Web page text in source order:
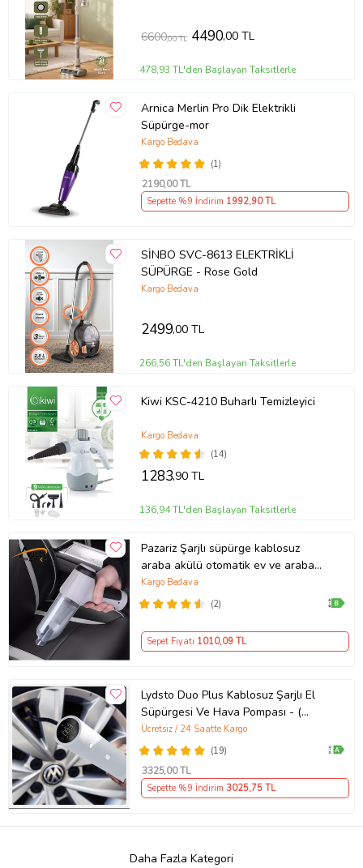
6600,00 TL 4490,00 TL
478,93 TL'den Başlayan Taksitlerle
Arnica Merlin Pro Dik Elektrikli
Süpürge-mor
(1)
Kargo Bedava
2190,00 TL
Sepette %9 İndirim 1992,90 TL
SİNBO SVC-8613 ELEKTRİKLİ
SÜPÜRGE - Rose Gold
Kargo Bedava
2499,00 TL
266,56 TL'den Başlayan Taksitlerle
Kiwi KSC-4210 Buharlı Temizleyici
(14)
Kargo Bedava
1283,90 TL
136,94 TL'den Başlayan Taksitlerle
Pazariz Şarjlı süpürge kablosuz
araba akülü otomatik ev ve araba
Mini kuru vakum süpürge (Beyaz)
(2)
Kargo Bedava
Sepet Fiyatı 1010,09 TL
Lydsto Duo Plus Kablosuz Şarjlı El
Süpürgesi Ve Hava Pompası - (
Lydsto Türkiye Garantili )
(19)
Ücretsiz / 24 Saatte Kargo
3325,00 TL
Sepette %9 İndirim 3025,75 TL
Daha Fazla Kategori